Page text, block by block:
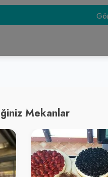
Mekanlar